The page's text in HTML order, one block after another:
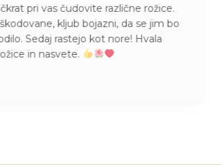
pri vas čudovite različne rožice.
kljub bojazni, da se jim bo
Sedaj rastejo kot nore! Hvala
in nasvete.